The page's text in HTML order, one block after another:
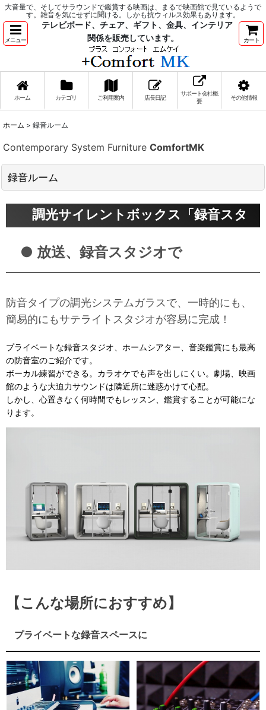
大音量で、そしてサラウンドで鑑賞する映画は、まるで映画館で見ているようで
す。雑音を気にせずに聞ける。しかも抗ウィルス効果もあります。
メニュー
テレビボード、チェア、ギフト、金具、インテリア
関係を販売しています。
カート
ホーム カテゴリ ご利用案内 店長日記
サポート会社概
要
その他情報
ホーム > 録音ルーム
Contemporary System Furniture ComfortMK
録音ルーム
調光サイレントボックス「録音スタ
● 放送、録音スタジオで
防音タイプの調光システムガラスで、一時的にも、
簡易的にもサテライトスタジオが容易に完成！
プライベートな録音スタジオ、ホームシアター、音楽鑑賞にも最高
の防音室のご紹介です。
ボーカル練習ができる。カラオケでも声を出しにくい。劇場、映画
館のような大迫力サウンドは隣近所に迷惑かけて心配。
しかし、心置きなく何時間でもレッスン、鑑賞することが可能にな
ります。
【こんな場所におすすめ】
プライベートな録音スペースに